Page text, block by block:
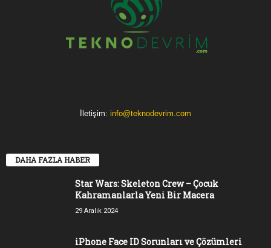
İletişim: info@teknodevrim.com
DAHA FAZLA HABER
Star Wars: Skeleton Crew – Çocuk
Kahramanlarla Yeni Bir Macera
29 Aralık 2024
iPhone Face ID Sorunları ve Çözümleri